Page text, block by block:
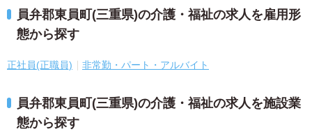
員弁郡東員町(三重県)の介護・福祉の求人を雇用形
態から探す
正社員(正職員) 非常勤・パート・アルバイト
員弁郡東員町(三重県)の介護・福祉の求人を施設業
態から探す